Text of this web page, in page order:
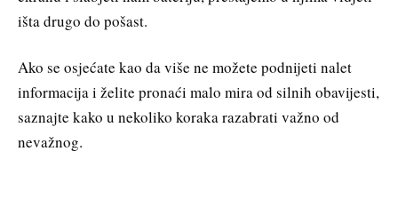
išta drugo do pošast.
Ako se osjećate kao da više ne možete podnijeti nalet
informacija i želite pronaći malo mira od silnih obavijesti,
saznajte kako u nekoliko koraka razabrati važno od
nevažnog.